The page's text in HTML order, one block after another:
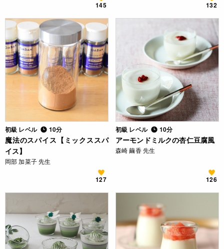
145 132
初級 レベル 10分
魔法のスパイス【ミックススパ
イス】
岡部 加菜子 先生
127
初級 レベル 10分
アーモンドミルクの杏仁豆腐風
森崎 繭香 先生
126